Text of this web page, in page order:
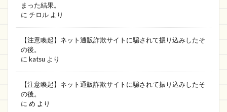
まった結果。
に チロル より
【注意喚起】ネット通販詐欺サイトに騙されて振り込みしたそ
の後。
に katsu より
【注意喚起】ネット通販詐欺サイトに騙されて振り込みしたそ
の後。
に め より